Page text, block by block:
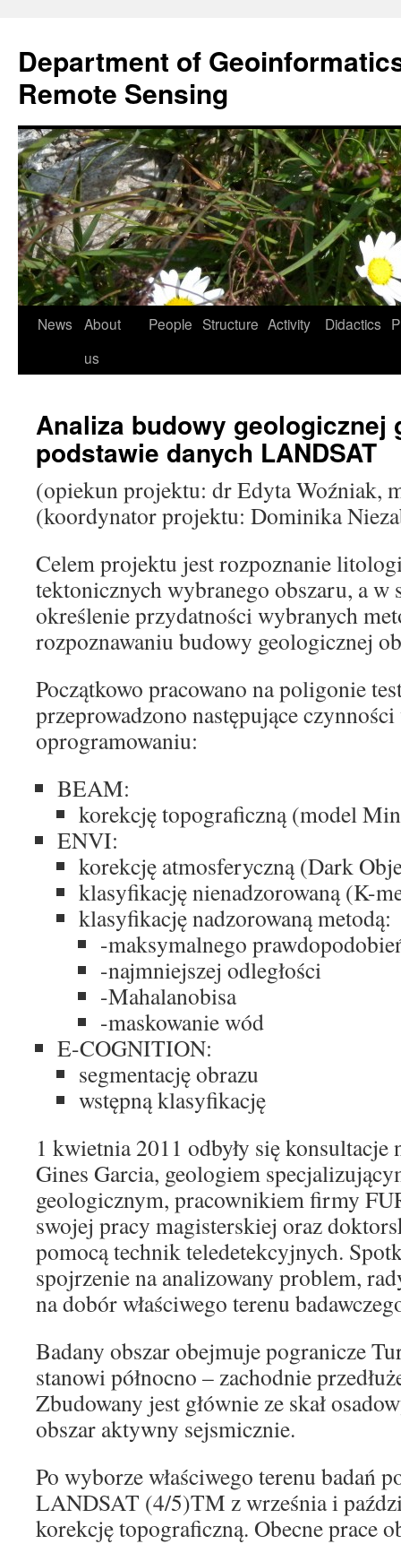
treści
Department of
Remote Sensing
News
About
us
People Structure Activity Didactics
Analiza budowy geologicznej
podstawie danych LANDSAT
(opiekun projektu: dr Edyta Woźniak,
(koordynator projektu: Dominika
Celem projektu jest rozpoznanie
tektonicznych wybranego obszaru, a w
określenie przydatności wybranych
rozpoznawaniu budowy geologicznej
Początkowo pracowano na poligonie
przeprowadzono następujące
oprogramowaniu:
BEAM:
korekcję topograficzną (model
ENVI:
korekcję atmosferyczną (Dark
klasyfikację nienadzorowaną (K-
klasyfikację nadzorowaną metodą:
-maksymalnego
-najmniejszej odległości
-Mahalanobisa
-maskowanie wód
E-COGNITION:
segmentację obrazu
wstępną klasyfikację
1 kwietnia 2011 odbyły się konsultacje
Gines Garcia, geologiem
geologicznym, pracownikiem firmy
swojej pracy magisterskiej oraz
pomocą technik teledetekcyjnych.
spojrzenie na analizowany problem,
na dobór właściwego terenu
Badany obszar obejmuje pogranicze
stanowi północno – zachodnie
Zbudowany jest głównie ze skał
obszar aktywny sejsmicznie.
Po wyborze właściwego terenu badań
LANDSAT (4/5)TM z września i
korekcję topograficzną. Obecne prace